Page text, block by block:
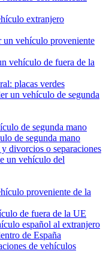
extranjero
un vehículo proveniente
vehículo de fuera de la
placas verdes
un vehículo de segunda
de segunda mano
de segunda mano
divorcios o separaciones
un vehículo del
proveniente de la
de fuera de la UE
español al extranjero
de España
de vehículos